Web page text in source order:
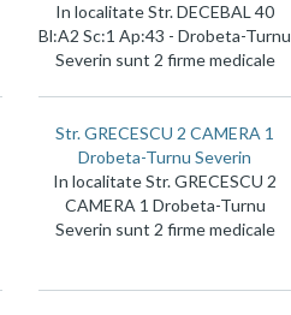
In localitate Str. DECEBAL 40
Bl:A2 Sc:1 Ap:43 - Drobeta-Turnu
Severin sunt 2 firme medicale
Str. GRECESCU 2 CAMERA 1
Drobeta-Turnu Severin
In localitate Str. GRECESCU 2
CAMERA 1 Drobeta-Turnu
Severin sunt 2 firme medicale